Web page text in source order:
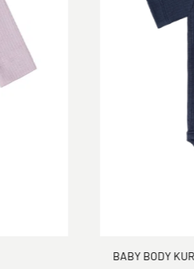
BABY BODY